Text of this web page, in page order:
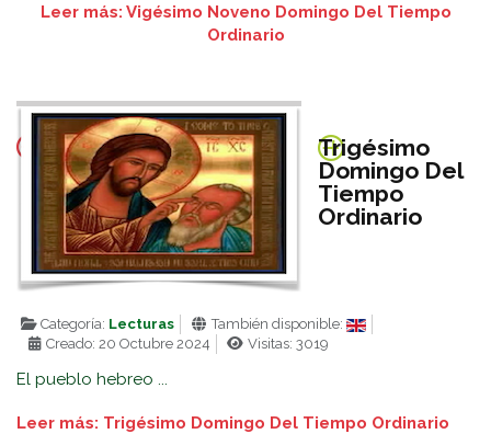
Leer más: Vigésimo Noveno Domingo Del Tiempo
Ordinario
Trigésimo
Domingo Del
Tiempo
Ordinario
Categoría: Lecturas
También disponible:
Creado: 20 Octubre 2024
Visitas: 3019
El pueblo hebreo ...
Leer más: Trigésimo Domingo Del Tiempo Ordinario